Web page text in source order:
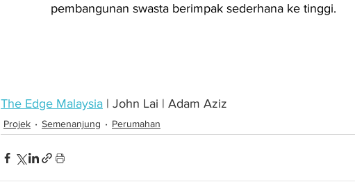
pembangunan swasta berimpak sederhana ke tinggi.
The Edge Malaysia | John Lai | Adam Aziz
Projek Semenanjung Perumahan